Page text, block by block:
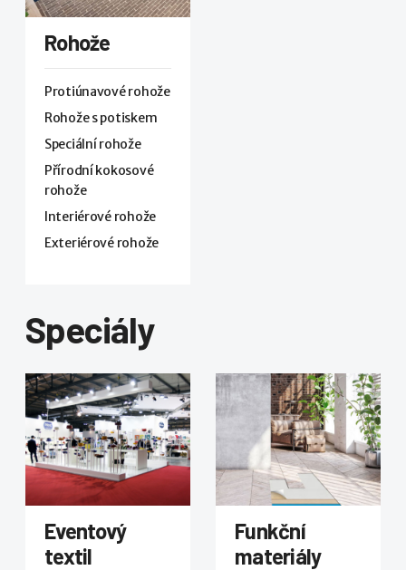
Rohože
Protiúnavové rohože
Rohože s potiskem
Speciální rohože
Přírodní kokosové
rohože
Interiérové rohože
Exteriérové rohože
Speciály
Eventový
textil
Funkční
materiály